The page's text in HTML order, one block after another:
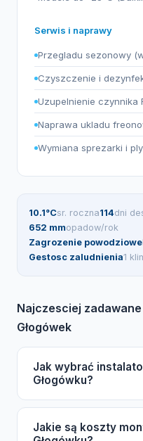
Serwis i naprawy
Przegladu sezonowy
Czyszczenie i
Uzupelnienie czynnika
Naprawa ukladu
Wymiana sprezarki i
10.1°Csr. roczna114dni
652 mmopadow/rok
Zagrozenie powodziowe
Gestosc zaludnienia1
Najczesciej
Głogówek
Jak wybrać
Głogówku?
Wybierając instalatora
zwróć uwagę na
Jakie są koszty